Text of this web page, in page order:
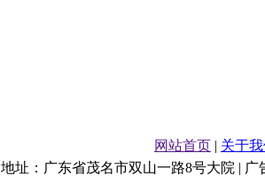
网站首页 | 关于
地址：广东省茂名市双山一路8号大院 | 广